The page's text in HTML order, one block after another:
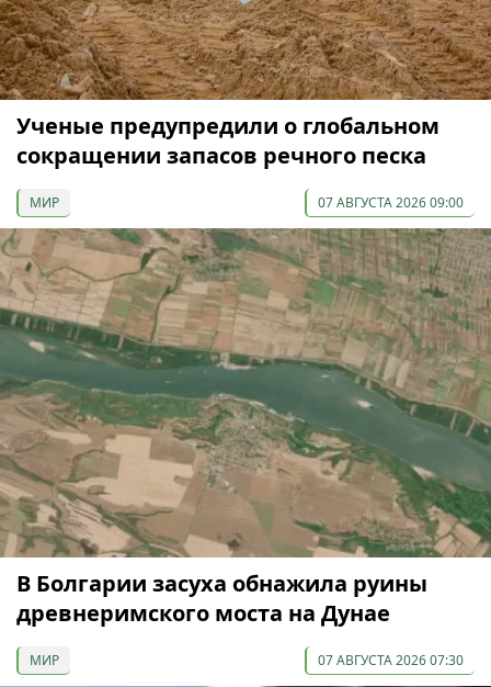
Ученые предупредили о глобальном
сокращении запасов речного песка
МИР 07 АВГУСТА 2026 09:00
В Болгарии засуха обнажила руины
древнеримского моста на Дунае
МИР 07 АВГУСТА 2026 07:30